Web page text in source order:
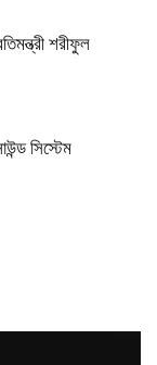
শরীফুল
সিস্টেম